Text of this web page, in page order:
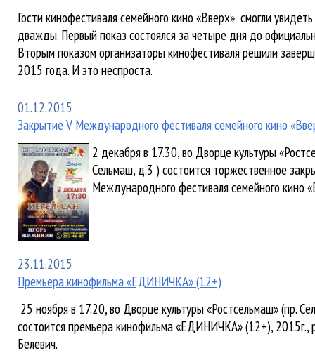
Гости кинофестиваля семейного кино «Вверх» смогли
дважды. Первый показ состоялся за четыре дня до
Вторым показом организаторы кинофестиваля решили
2015 года. И это неспроста.
01.12.2015
Закрытие V Международного фестиваля семейного кино
2 декабря в 17.30, во Дворце культуры
Сельмаш, д.3 ) состоится торжественное
Международного фестиваля семейного кино
23.11.2015
Премьера кинофильма «ЕДИНИЧКА» (12+)
25 ноября в 17.20, во Дворце культуры «Ростсельмаш» (пр.
состоится премьера кинофильма «ЕДИНИЧКА» (12+), 2015г.,
Белевич.